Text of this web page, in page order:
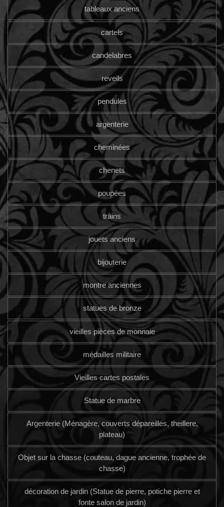
tableaux anciens
cartels
candelabres
reveils
pendules
argenterie
cheminées
chenets
poupées
trains
jouets anciens
bijouterie
montre anciennes
statues de bronze
vieilles pièces de monnaie
médailles militaire
Vieilles cartes postales
Statue de marbre
Argenterie (Ménagère, couverts dépareillés, theillere,
plateau)
Objet sur la chasse (couteau, dague ancienne, trophée de
chasse)
décoration de jardin (Statue de pierre, potiche pierre et
fonte salon de jardin)